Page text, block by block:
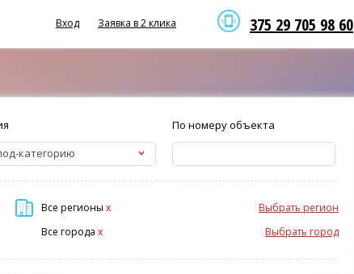
375 29 705 98 60
Вход Заявка в 2 клика
категорию
По номеру объекта
Все регионы Выбрать регион
x
Все города
Выбрать город
x